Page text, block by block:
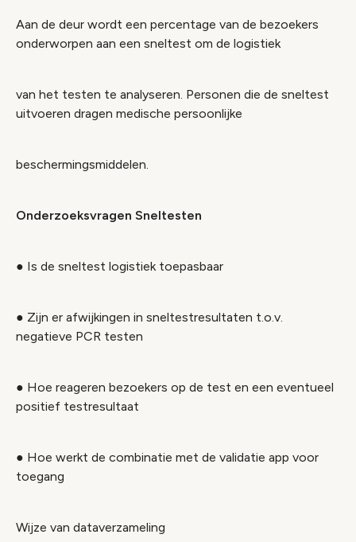
Aan de deur wordt een percentage van de bezoekers
onderworpen aan een sneltest om de logistiek
van het testen te analyseren. Personen die de sneltest
uitvoeren dragen medische persoonlijke
beschermingsmiddelen.
Onderzoeksvragen Sneltesten
● Is de sneltest logistiek toepasbaar
● Zijn er afwijkingen in sneltestresultaten t.o.v.
negatieve PCR testen
● Hoe reageren bezoekers op de test en een eventueel
positief testresultaat
● Hoe werkt de combinatie met de validatie app voor
toegang
Wijze van dataverzameling